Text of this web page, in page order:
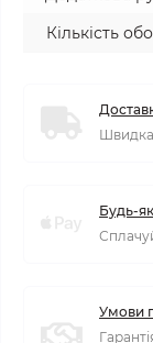
Кількість
Швидка
Будь-
Умови